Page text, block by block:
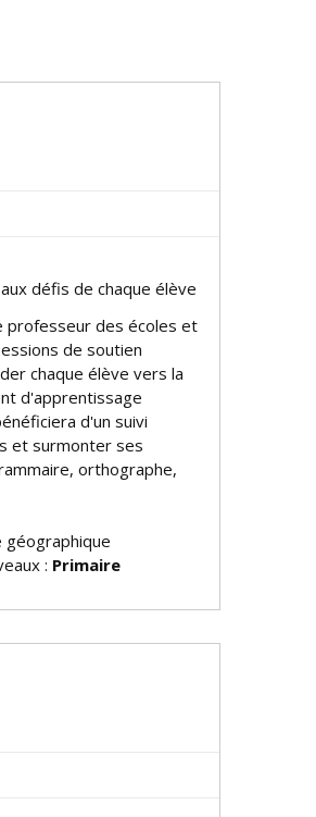
défis de chaque élève
professeur des écoles et
de soutien
chaque élève vers la
d'apprentissage
d'un suivi
et surmonter ses
orthographe,
géographique
: Primaire